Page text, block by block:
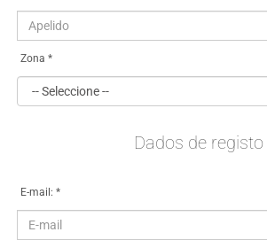
Zona *
Dados de registo
E-mail: *